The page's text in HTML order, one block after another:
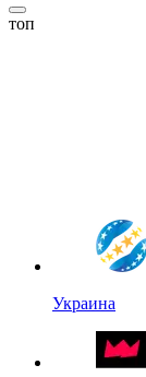
топ
Украина